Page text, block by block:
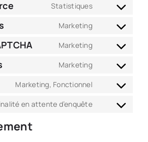
litespeed
service
wordfence
Statistiques
Consent
service
Marketing
Consent
service
google-
Marketing
Consent
service
google-
Marketing
Consent
service
google-
Marketing, Fonctionnel
Consent
service
en attente d’enquête
Consent